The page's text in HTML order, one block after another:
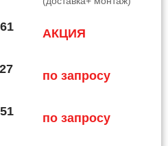
АКЦИЯ
по запросу
по запросу